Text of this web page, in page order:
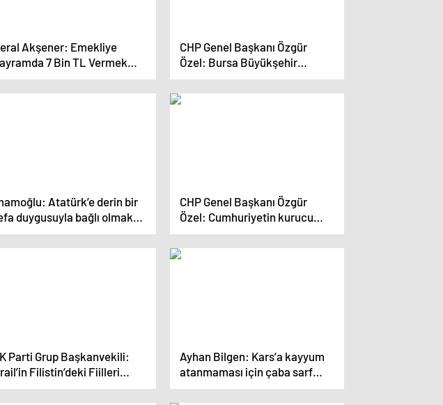
Akşener: Emekliye
7 Bin TL Vermek
CHP Genel Başkanı Özgür
Özel: Bursa Büyükşehir
Belediyesi Bursalıların Olacak
Atatürk’e derin bir
duygusuyla bağlı olmak
asla vazgeçmeyeceğim
CHP Genel Başkanı Özgür
Özel: Cumhuriyetin kurucu
kadrolarına vefa gösterilmeli
Parti Grup Başkanvekili:
Filistin’deki Fiilleri
Hukuka Aykırıdır
Ayhan Bilgen: Kars’a kayyum
atanmaması için çaba sarf
ettim